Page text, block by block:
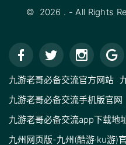
© 2026 . - All Rights
九游老哥必备交流官方网站
九游老哥必备交流手机版官网
九游老哥必备交流app下载地
九州网页版-九州(酷游·ku游)